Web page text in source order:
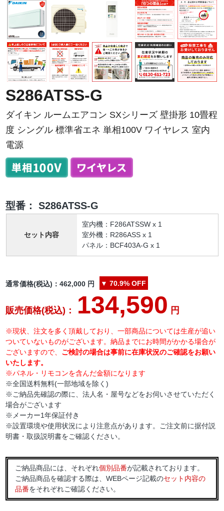
S286ATSS-G
ダイキン ルームエアコン SXシリーズ 壁掛形 10畳程
度 シングル 標準省エネ 単相100V ワイヤレス 室内
電源
型番： S286ATSS-G
セット内容
室内機：F286ATSSW x 1
室外機：R286ASS x 1
パネル：BCF403A-G x 1
通常価格(税込)：462,000 円 ▼ 70.9% OFF
販売価格(税込)： 134,590 円
※現状、注文を多く頂戴しており、一部商品については生産が追い
ついていないものがございます。納品までにお時間がかかる場合が
ございますので、 ご検討の場合は事前に在庫状況のご確認をお願い
いたします。
※パネル・リモコンを含んだ金額になります
※全国送料無料(一部地域を除く)
※ご納品先確認の際に、法人名・屋号などをお伺いさせていただく
場合がございます
※メーカー1年保証付き
※設置環境や使用状況により注意点があります。ご注文前に据付説
明書・取扱説明書をご確認ください。
ご納品商品には、それぞれ個別品番が記載されております。
ご納品商品を確認する際は、WEBページ記載のセット内容の
品番をそれぞれご確認ください。